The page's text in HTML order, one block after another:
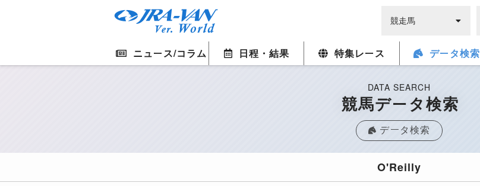
ニュース/コラム 日程・結果 特集レース データ検索
DATA SEARCH
競馬データ検索
データ検索
O'Reilly